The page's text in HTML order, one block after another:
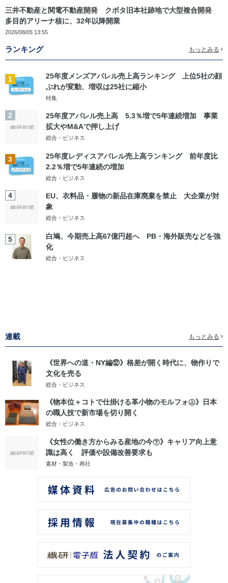
三井不動産と関電不動産開発 クボタ旧本社跡地で大型複合開発
多目的アリーナ核に、32年以降開業
2026/08/05 13:55
ランキング もっとみる
1
25年度メンズアパレル売上高ランキング 上位5社の顔
ぶれが変動、増収は25社に縮小
特集
2
25年度アパレル売上高 5.3％増で5年連続増加 事業
拡大やM&Aで押し上げ
総合・ビジネス
3
25年度レディスアパレル売上高ランキング 前年度比
2.2％増で5年連続の増加
総合・ビジネス
4
EU、衣料品・履物の新品在庫廃棄を禁止 大企業が対
象
総合・ビジネス
5
白鳩、今期売上高67億円超へ PB・海外販売などを強
化
総合・ビジネス
連載 もっとみる
《世界への道・NY編⑫》格差が開く時代に、物作りで
文化を売る
総合・ビジネス
《物本位＋コトで仕掛ける革小物のモルフォ㊤》日本
の職人技で新市場を切り開く
総合・ビジネス
《女性の働き方からみる産地の今㊦》キャリア向上意
識は高く 評価や設備改善要求も
素材・製造・商社